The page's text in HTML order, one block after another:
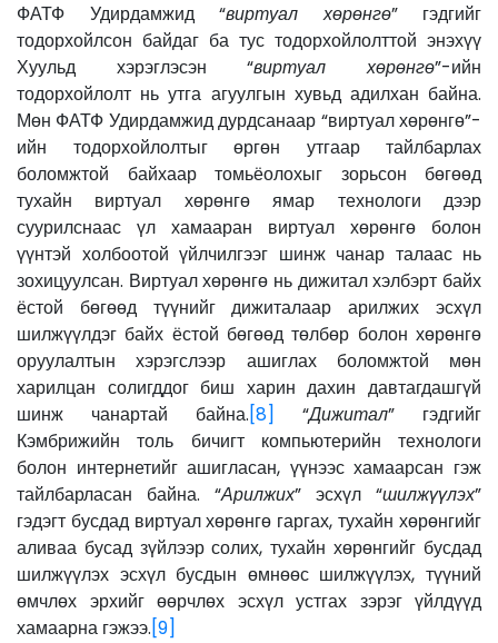
ФАТФ Удирдамжид “виртуал хөрөнгө” гэдгийг
тодорхойлсон байдаг ба тус тодорхойлолттой энэхүү
Хуульд хэрэглэсэн “виртуал хөрөнгө”-ийн
тодорхойлолт нь утга агуулгын хувьд адилхан байна.
Мөн ФАТФ Удирдамжид дурдсанаар “виртуал хөрөнгө”-
ийн тодорхойлолтыг өргөн утгаар тайлбарлах
боломжтой байхаар томьёолохыг зорьсон бөгөөд
тухайн виртуал хөрөнгө ямар технологи дээр
суурилснаас үл хамааран виртуал хөрөнгө болон
үүнтэй холбоотой үйлчилгээг шинж чанар талаас нь
зохицуулсан. Виртуал хөрөнгө нь дижитал хэлбэрт байх
ёстой бөгөөд түүнийг дижиталаар арилжих эсхүл
шилжүүлдэг байх ёстой бөгөөд төлбөр болон хөрөнгө
оруулалтын хэрэгслээр ашиглах боломжтой мөн
харилцан солигддог биш харин дахин давтагдашгүй
шинж чанартай байна.[8] “Дижитал” гэдгийг
Кэмбрижийн толь бичигт компьютерийн технологи
болон интернетийг ашигласан, үүнээс хамаарсан гэж
тайлбарласан байна. “Арилжих” эсхүл “шилжүүлэх”
гэдэгт бусдад виртуал хөрөнгө гаргах, тухайн хөрөнгийг
аливаа бусад зүйлээр солих, тухайн хөрөнгийг бусдад
шилжүүлэх эсхүл бусдын өмнөөс шилжүүлэх, түүний
өмчлөх эрхийг өөрчлөх эсхүл устгах зэрэг үйлдүүд
хамаарна гэжээ.[9]